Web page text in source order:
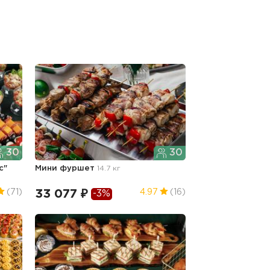
30
(71)
30
Мини фуршет14.7 кг
33 077 ₽ -3% 4.97 (16)